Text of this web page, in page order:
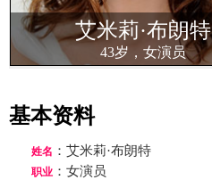
艾米莉·布朗特
43岁，女演员
基本资料
姓名 ：艾米莉·布朗特
职业 ：女演员